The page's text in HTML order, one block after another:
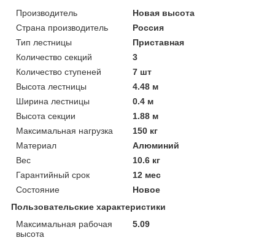
Производитель
Новая высота
Страна производитель
Россия
Тип лестницы
Приставная
Количество секций
3
Количество ступеней
7 шт
Высота лестницы
4.48 м
Ширина лестницы
0.4 м
Высота секции
1.88 м
Максимальная нагрузка
150 кг
Материал
Алюминий
Вес
10.6 кг
Гарантийный срок
12 мес
Состояние
Новое
Пользовательские характеристики
Максимальная рабочая
высота
5.09